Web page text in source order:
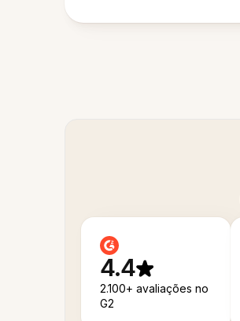
4.4
2.100+ avaliações no
G2